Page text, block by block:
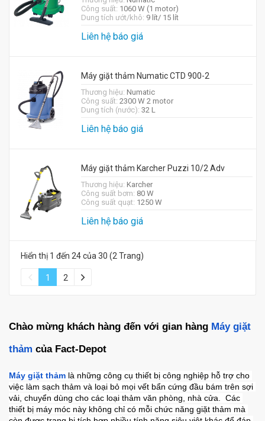
Công suất: 1060 W (1 motor)
Dung tích ướt/khô: 9 lít/ 15 lít
Liên hệ báo giá
Máy giặt thảm Numatic CTD 900-2
Thương hiệu: Numatic
Công suất: 2300 W 2 motor
Dung tích (nước): 32 L
Liên hệ báo giá
Máy giặt thảm Karcher Puzzi 10/2 Adv
Thương hiệu: Karcher
Công suất bơm: 80 W
Công suất quạt: 1250 W
Liên hệ báo giá
Hiển thị 1 đến 24 của 30 (2 Trang)
1 2
Chào mừng khách hàng đến với gian hàng Máy giặt
thảm của Fact-Depot
Máy giặt thảm là những công cụ thiết bị công nghiệp hỗ trợ cho
việc làm sạch thảm và loại bỏ mọi vết bẩn cứng đầu bám trên sợi
vải, chuyển dùng cho các loại thảm văn phòng, nhà cửa.  Các
thiết bị máy móc này không chỉ có mỗi chức năng giặt thảm mà